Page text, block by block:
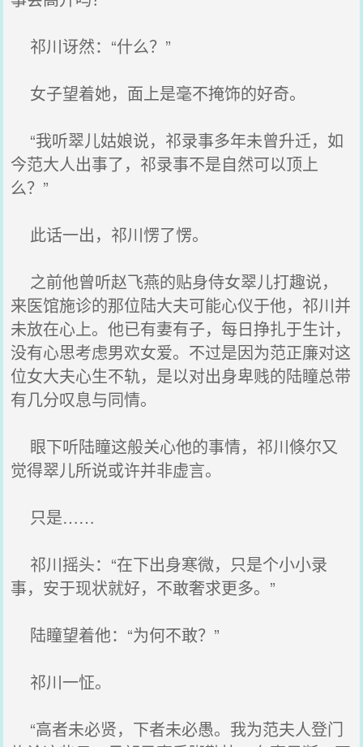
祁川讶然：“什么？”
女子望着她，面上是毫不掩饰的好奇。
“我听翠儿姑娘说，祁录事多年未曾升迁，如
今范大人出事了，祁录事不是自然可以顶上
么？”
此话一出，祁川愣了愣。
之前他曾听赵飞燕的贴身侍女翠儿打趣说，
来医馆施诊的那位陆大夫可能心仪于他，祁川并
未放在心上。他已有妻有子，每日挣扎于生计，
没有心思考虑男欢女爱。不过是因为范正廉对这
位女大夫心生不轨，是以对出身卑贱的陆瞳总带
有几分叹息与同情。
眼下听陆瞳这般关心他的事情，祁川倏尔又
觉得翠儿所说或许并非虚言。
只是……
祁川摇头：“在下出身寒微，只是个小小录
事，安于现状就好，不敢奢求更多。”
陆瞳望着他：“为何不敢？”
祁川一怔。
“高者未必贤，下者未必愚。我为范夫人登门